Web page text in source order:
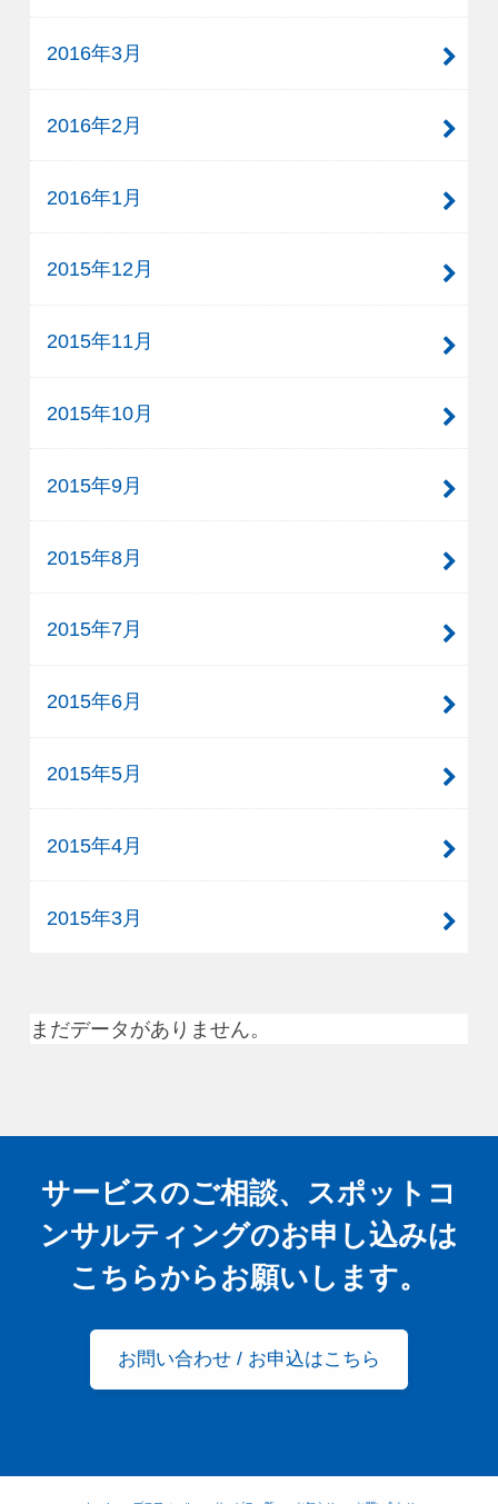
2016年3月
2016年2月
2016年1月
2015年12月
2015年11月
2015年10月
2015年9月
2015年8月
2015年7月
2015年6月
2015年5月
2015年4月
2015年3月
まだデータがありません。
サービスのご相談、スポットコ
ンサルティングのお申し込みは
こちらからお願いします。
お問い合わせ / お申込はこちら